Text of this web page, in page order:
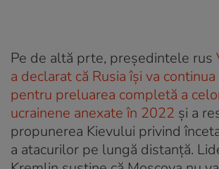
Pe de altă prte, președintele rus
a declarat că Rusia își va
pentru preluarea completă a
ucrainene anexate în 2022 și a
propunerea Kievului privind
a atacurilor pe lungă distanță.